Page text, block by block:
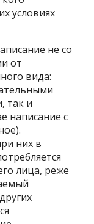
условиях
не со
от
вида:
так и
написание с
них в
лица, реже